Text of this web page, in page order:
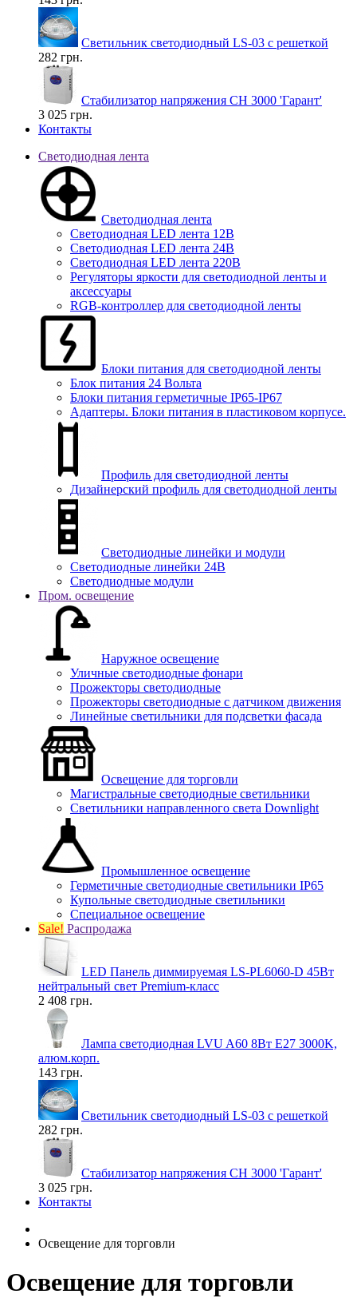
Светильник светодиодный LS-03 с решеткой
282 грн.
Стабилизатор напряжения СН 3000 'Гарант'
3 025 грн.
Контакты
Светодиодная лента
Светодиодная лента
Светодиодная LED лента 12В
Светодиодная LED лента 24В
Светодиодная LED лента 220В
Регуляторы яркости для светодиодной ленты и
аксессуары
RGB-контроллер для светодиодной ленты
Блоки питания для светодиодной ленты
Блок питания 24 Вольта
Блоки питания герметичные IP65-IP67
Адаптеры. Блоки питания в пластиковом корпусе.
Профиль для светодиодной ленты
Дизайнерский профиль для светодиодной ленты
Светодиодные линейки и модули
Светодиодные линейки 24В
Светодиодные модули
Пром. освещение
Наружное освещение
Уличные светодиодные фонари
Прожекторы светодиодные
Прожекторы светодиодные с датчиком движения
Линейные светильники для подсветки фасада
Освещение для торговли
Магистральные светодиодные светильники
Светильники направленного света Downlight
Промышленное освещение
Герметичные светодиодные светильники IP65
Купольные светодиодные светильники
Специальное освещение
Sale! Распродажа
LED Панель диммируемая LS-PL6060-D 45Вт
нейтральный свет Premium-класс
2 408 грн.
Лампа светодиодная LVU A60 8Вт E27 3000K,
алюм.корп.
143 грн.
Светильник светодиодный LS-03 с решеткой
282 грн.
Стабилизатор напряжения СН 3000 'Гарант'
3 025 грн.
Контакты
Освещение для торговли
Освещение для торговли